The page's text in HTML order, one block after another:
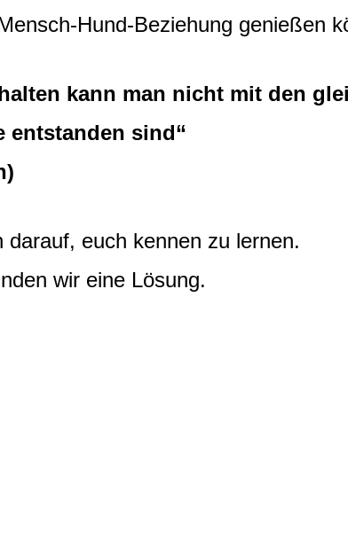
Hund-Beziehung genießen
kann man nicht mit den
entstanden sind“
darauf, euch kennen zu lernen.
wir eine Lösung.